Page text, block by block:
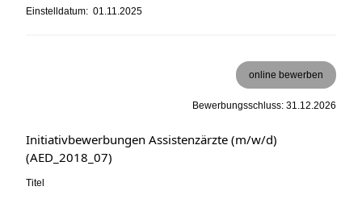
Einstelldatum: 01.11.2025
online bewerben
Bewerbungsschluss: 31.12.2026
Initiativbewerbungen Assistenzärzte (m/w/d)
(AED_2018_07)
Titel